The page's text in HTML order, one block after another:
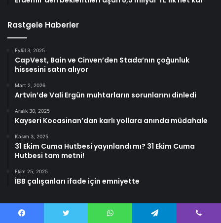
Rastgele Haberler
Eylül 3, 2025
CapVest, Bain ve Cinven’den Stada’nın çoğunluk
hissesini satın alıyor
Mart 2, 2026
Artvin’de Vali Ergün muhtarların sorunlarını dinledi
Aralık 30, 2025
Kayseri Kocasinan’dan karlı yollara anında müdahale
Kasım 3, 2025
31 Ekim Cuma Hutbesi yayınlandı mı? 31 Ekim Cuma
Hutbesi tam metni!
Ekim 25, 2025
İBB çalışanları ifade için emniyette